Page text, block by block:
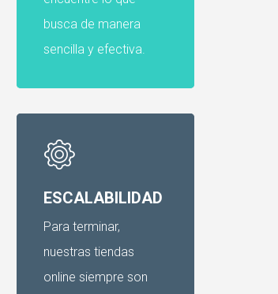
busca de manera
sencilla y efectiva.
ESCALABILIDAD
Para terminar,
nuestras tiendas
online siempre son